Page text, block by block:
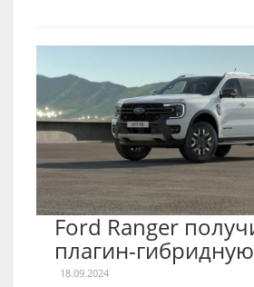
Ford Ranger
плагин-
18.09.2024